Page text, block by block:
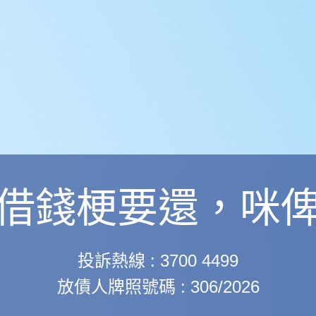
錢梗要還，咪
投訴熱線 : 3700 4499
放債人牌照號碼 : 306/2026